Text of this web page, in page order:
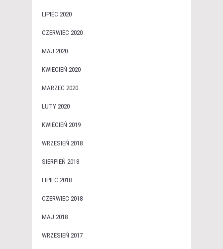
LIPIEC 2020
CZERWIEC 2020
MAJ 2020
KWIECIEŃ 2020
MARZEC 2020
LUTY 2020
KWIECIEŃ 2019
WRZESIEŃ 2018
SIERPIEŃ 2018
LIPIEC 2018
CZERWIEC 2018
MAJ 2018
WRZESIEŃ 2017